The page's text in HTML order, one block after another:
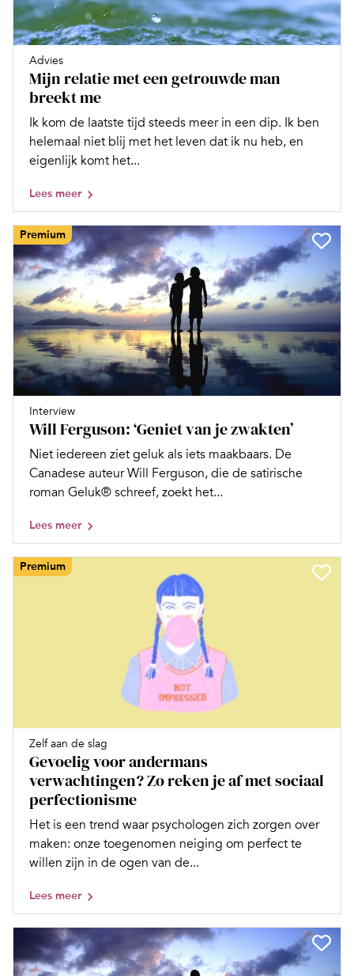
Advies
Mijn relatie met een getrouwde man
breekt me
Ik kom de laatste tijd steeds meer in een dip. Ik ben
helemaal niet blij met het leven dat ik nu heb, en
eigenlijk komt het...
Lees meer
Premium
Interview
Will Ferguson: ‘Geniet van je zwakten’
Niet iedereen ziet geluk als iets maakbaars. De
Canadese auteur Will Ferguson, die de satirische
roman Geluk® schreef, zoekt het...
Lees meer
Premium
Zelf aan de slag
Gevoelig voor andermans
verwachtingen? Zo reken je af met sociaal
perfectionisme
Het is een trend waar psychologen zich zorgen over
maken: onze toegenomen neiging om perfect te
willen zijn in de ogen van de...
Lees meer